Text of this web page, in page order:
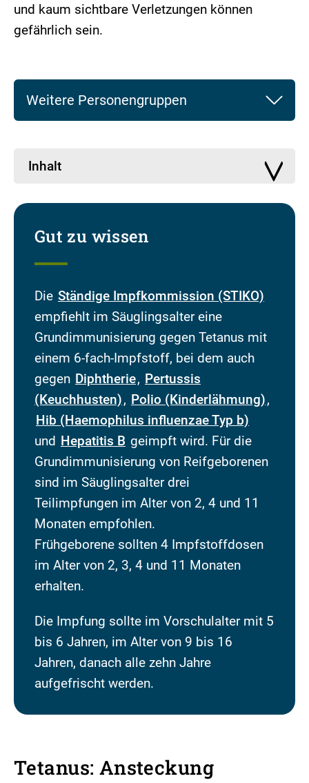
und kaum sichtbare Verletzungen können
gefährlich sein.
Weitere Personengruppen
Inhalt
Gut zu wissen
Die Ständige Impfkommission (STIKO)
empfiehlt im Säuglingsalter eine
Grundimmunisierung gegen Tetanus mit
einem 6-fach-Impfstoff, bei dem auch
gegen Diphtherie, Pertussis
(Keuchhusten), Polio (Kinderlähmung),
Hib (Haemophilus influenzae Typ b)
und Hepatitis B geimpft wird. Für die
Grundimmunisierung von Reifgeborenen
sind im Säuglingsalter drei
Teilimpfungen im Alter von 2, 4 und 11
Monaten empfohlen.
Frühgeborene sollten 4 Impfstoffdosen
im Alter von 2, 3, 4 und 11 Monaten
erhalten.
Die Impfung sollte im Vorschulalter mit 5
bis 6 Jahren, im Alter von 9 bis 16
Jahren, danach alle zehn Jahre
aufgefrischt werden.
Tetanus: Ansteckung